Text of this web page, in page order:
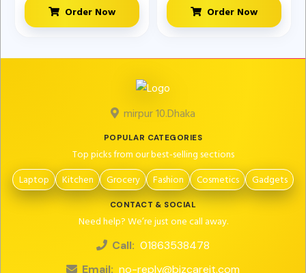
Order Now Order Now
mirpur 10.Dhaka
POPULAR CATEGORIES
Top picks from our best-selling sections
Laptop
Kitchen Grocery Fashion Cosmetics Gadgets
CONTACT & SOCIAL
Need help? We’re just one call away.
Call: 01863538478
Email: no-reply@bizcareit.com